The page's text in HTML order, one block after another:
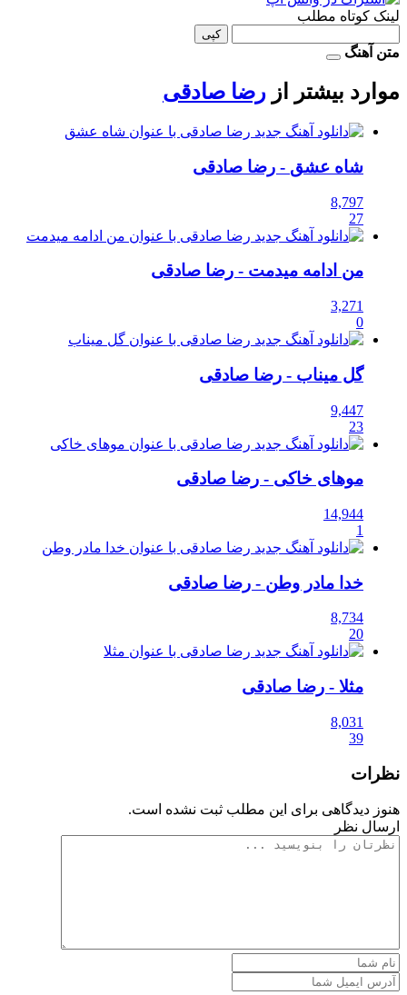
لینک کوتاه مطلب
کپی
متن آهنگ
موارد بیشتر از رضا صادقی
شاه عشق - رضا صادقی
8,797
27
من ادامه میدمت - رضا صادقی
3,271
0
گل میناب - رضا صادقی
9,447
23
موهای خاکی - رضا صادقی
14,944
1
خدا مادر وطن - رضا صادقی
8,734
20
مثلا - رضا صادقی
8,031
39
نظرات
هنوز دیدگاهی برای این مطلب ثبت نشده است.
ارسال نظر